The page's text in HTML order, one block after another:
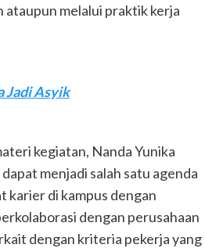
ataupun melalui praktik kerja
Jadi Asyik
kegiatan, Nanda Yunika
menjadi salah satu agenda
karier di kampus dengan
dengan perusahaan
dengan kriteria pekerja yang